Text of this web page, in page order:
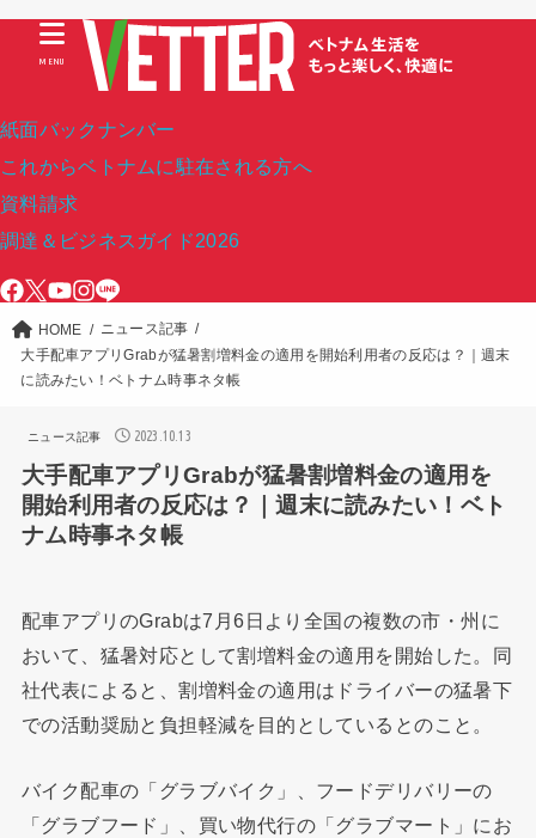
紙面バックナンバー
これからベトナムに駐在される方へ
資料請求
調達＆ビジネスガイド2026
MENU
HOME
ニュース記事
大手配車アプリGrabが猛暑割増料金の適用を開始利用者の反応は？｜週末
に読みたい！ベトナム時事ネタ帳
ニュース記事 2023.10.13
大手配車アプリGrabが猛暑割増料金の適用を
開始利用者の反応は？｜週末に読みたい！ベト
ナム時事ネタ帳
配車アプリのGrabは7月6日より全国の複数の市・州に
おいて、猛暑対応として割増料金の適用を開始した。同
社代表によると、割増料金の適用はドライバーの猛暑下
での活動奨励と負担軽減を目的としているとのこと。
バイク配車の「グラブバイク」、フードデリバリーの
「グラブフード」、買い物代行の「グラブマート」にお